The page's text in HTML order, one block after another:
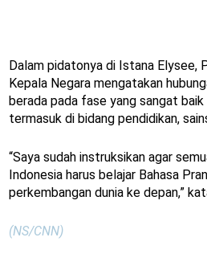
Dalam pidatonya di Istana Elysee,
Kepala Negara mengatakan
berada pada fase yang sangat
termasuk di bidang pendidikan,
“Saya sudah instruksikan agar
Indonesia harus belajar Bahasa
perkembangan dunia ke depan,”
(NS/CNN)